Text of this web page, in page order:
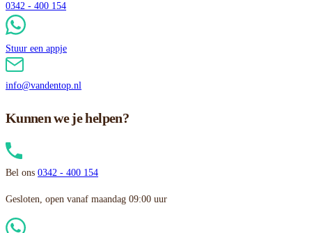
0342 - 400 154
Stuur een appje
info@vandentop.nl
Kunnen we je helpen?
Bel ons 0342 - 400 154
Gesloten, open vanaf maandag 09:00 uur